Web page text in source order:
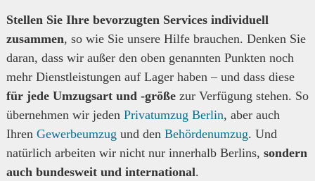
Stellen Sie Ihre bevorzugten Services individuell
zusammen, so wie Sie unsere Hilfe brauchen. Denken Sie
daran, dass wir außer den oben genannten Punkten noch
mehr Dienstleistungen auf Lager haben – und dass diese
für jede Umzugsart und -größe zur Verfügung stehen. So
übernehmen wir jeden Privatumzug Berlin, aber auch
Ihren Gewerbeumzug und den Behördenumzug. Und
natürlich arbeiten wir nicht nur innerhalb Berlins, sondern
auch bundesweit und international.